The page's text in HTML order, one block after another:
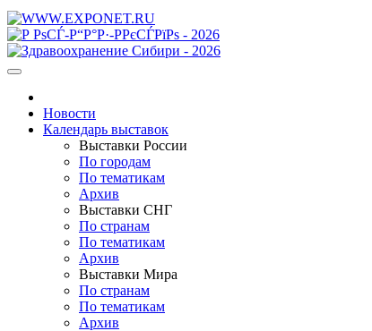
Новости
Календарь выставок
Выставки России
По городам
По тематикам
Архив
Выставки СНГ
По странам
По тематикам
Архив
Выставки Мира
По странам
По тематикам
Архив